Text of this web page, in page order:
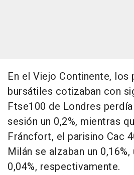
En el Viejo Continente, los
bursátiles cotizaban con
Ftse100 de Londres
sesión un 0,2%, mientras
Fráncfort, el parisino Cac
Milán se alzaban un 0,16%,
0,04%, respectivamente.